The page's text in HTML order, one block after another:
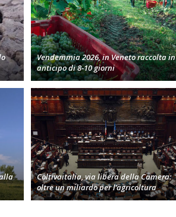
Vendemmia 2026, in Veneto raccolta in
anticipo di 8-10 giorni
Coltivaitalia, via libera della Camera:
oltre un miliardo per l’agricoltura